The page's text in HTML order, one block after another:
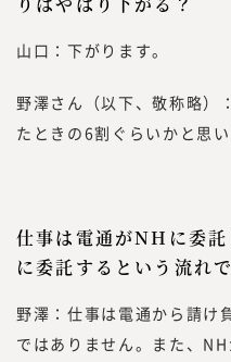
山口：下がります。
野澤さん（以下、敬称略）
たときの6割ぐらいかと思い
仕事は電通がNHに委
に委託するという流れ
野澤：仕事は電通から請け
ではありません。また、